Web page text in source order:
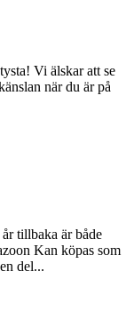
Vi älskar att se
när du är på
tillbaka är både
Kan köpas som
del...